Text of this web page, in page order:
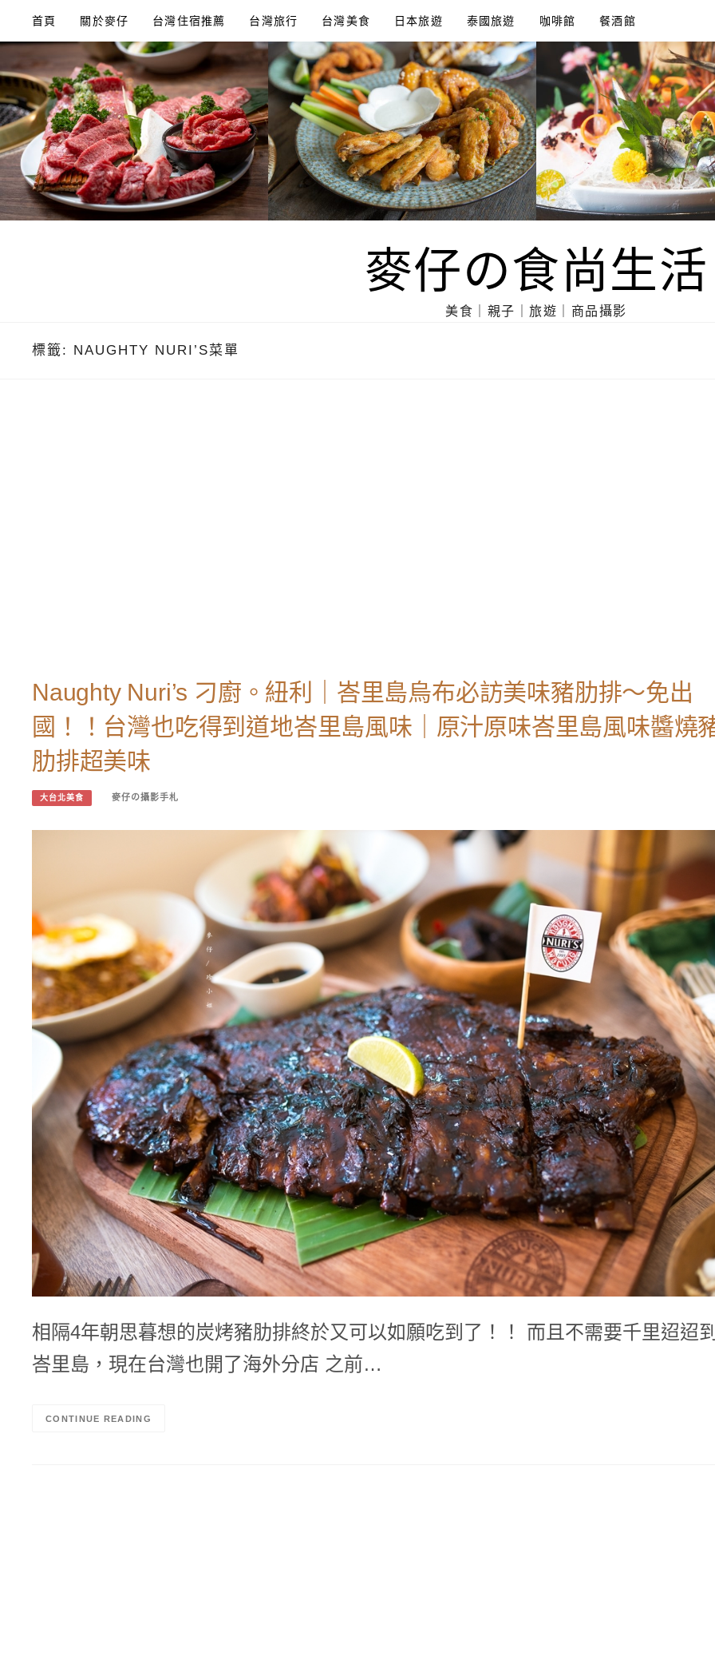
content
首頁 關於麥仔 台灣住宿推薦 台灣旅行 台灣美食 日本旅遊 泰國旅遊 咖啡館 餐酒館
麥仔の食尚生活
美食｜親子｜旅遊｜商品攝影
標籤: NAUGHTY NURI’S菜單
Naughty Nuri’s 刁廚。紐利｜峇里島烏布必訪美味豬肋排～免出
國！！台灣也吃得到道地峇里島風味｜原汁原味峇里島風味醬燒
肋排超美味
大台北美食 麥仔の攝影手札
相隔4年朝思暮想的炭烤豬肋排終於又可以如願吃到了！！ 而且不需要千里迢迢
峇里島，現在台灣也開了海外分店 之前…
CONTINUE READING